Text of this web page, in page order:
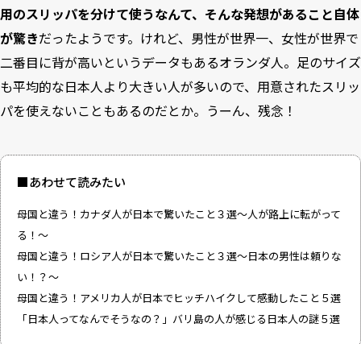
用のスリッパを分けて使うなんて、そんな発想があること自体
が驚きだったようです。けれど、 男性が世界一、女性が世界で
二番目に背が高いというデータもあるオランダ人。足のサイズ
も平均的な日本人より大きい人が多いので、用意されたスリッ
パを使えないこともあるのだとか。うーん、残念！
■あわせて読みたい
母国と違う！カナダ人が日本で驚いたこと３選〜人が路上に転がって
る！〜
母国と違う！ロシア人が日本で驚いたこと３選〜日本の男性は頼りな
い！？〜
母国と違う！アメリカ人が日本でヒッチハイクして感動したこと５選
「日本人ってなんでそうなの？」バリ島の人が感じる日本人の謎５選